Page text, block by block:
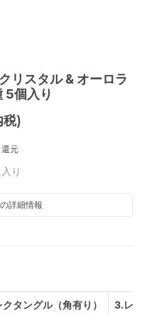
リスタル & オーロラ
5個入り
税)
元
り
詳細情報
タングル（角有り） 3.レク